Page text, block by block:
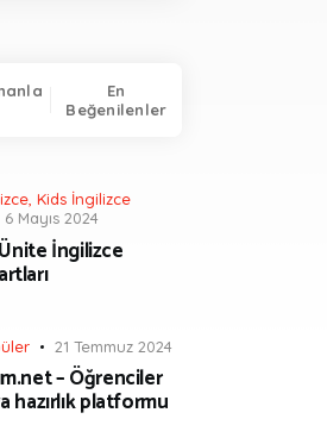
En
Beğenilenler
, Kids İngilizce
6 Mayıs 2024
Ünite İngilizce
21 Temmuz 2024
– Öğrenciler
hazırlık platformu